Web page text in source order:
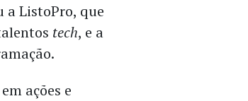
a ListoPro, que
tech, e a
ações e